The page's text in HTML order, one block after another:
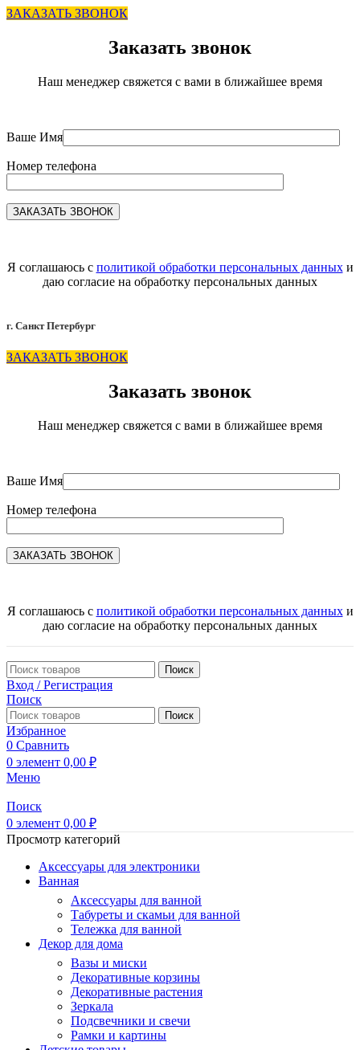
ЗАКАЗАТЬ ЗВОНОК
Заказать звонок
Наш менеджер свяжется с вами в ближайшее время
Ваше Имя
Номер телефона
Я соглашаюсь с политикой обработки персональных данныхи
даю согласие на обработку персональных данных
г. Санкт Петербург
ЗАКАЗАТЬ ЗВОНОК
Заказать звонок
Наш менеджер свяжется с вами в ближайшее время
Ваше Имя
Номер телефона
Я соглашаюсь с политикой обработки персональных данныхи
даю согласие на обработку персональных данных
Поиск
Вход / Регистрация
Поиск
Поиск
Избранное
0 Сравнить
0 элемент 0,00 ₽
Меню
Поиск
0 элемент 0,00 ₽
Просмотр категорий
Аксессуары для электроники
Ванная
Аксессуары для ванной
Табуреты и скамьи для ванной
Тележка для ванной
Декор для дома
Вазы и миски
Декоративные корзины
Декоративные растения
Зеркала
Подсвечники и свечи
Рамки и картины